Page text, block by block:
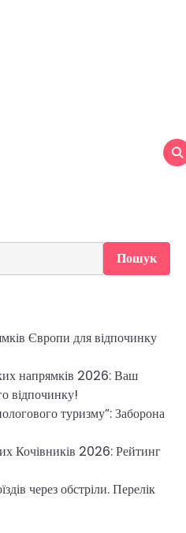
Пошук
Європи для відпочинку
напрямків 2026: Ваш
відпочинку!
туризму”: Заборона
Кочівників 2026: Рейтинг
через обстріли. Перелік